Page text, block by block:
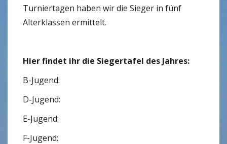
Turniertagen haben wir die Sieger in fünf
Alterklassen ermittelt.
Hier findet ihr die Siegertafel des Jahres:
B-Jugend:
D-Jugend:
E-Jugend:
F-Jugend: